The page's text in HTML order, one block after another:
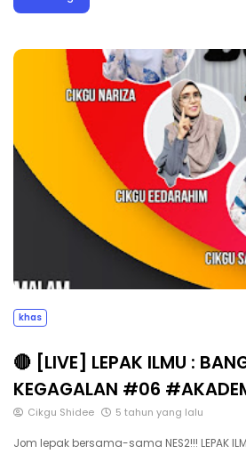
khas
🔴 [LIVE] LEPAK ILMU :
KEGAGALAN #06
Cikgu Shidee 5 tahun yang lalu
Jom lepak bersama-sama NES2!!! LEPAK